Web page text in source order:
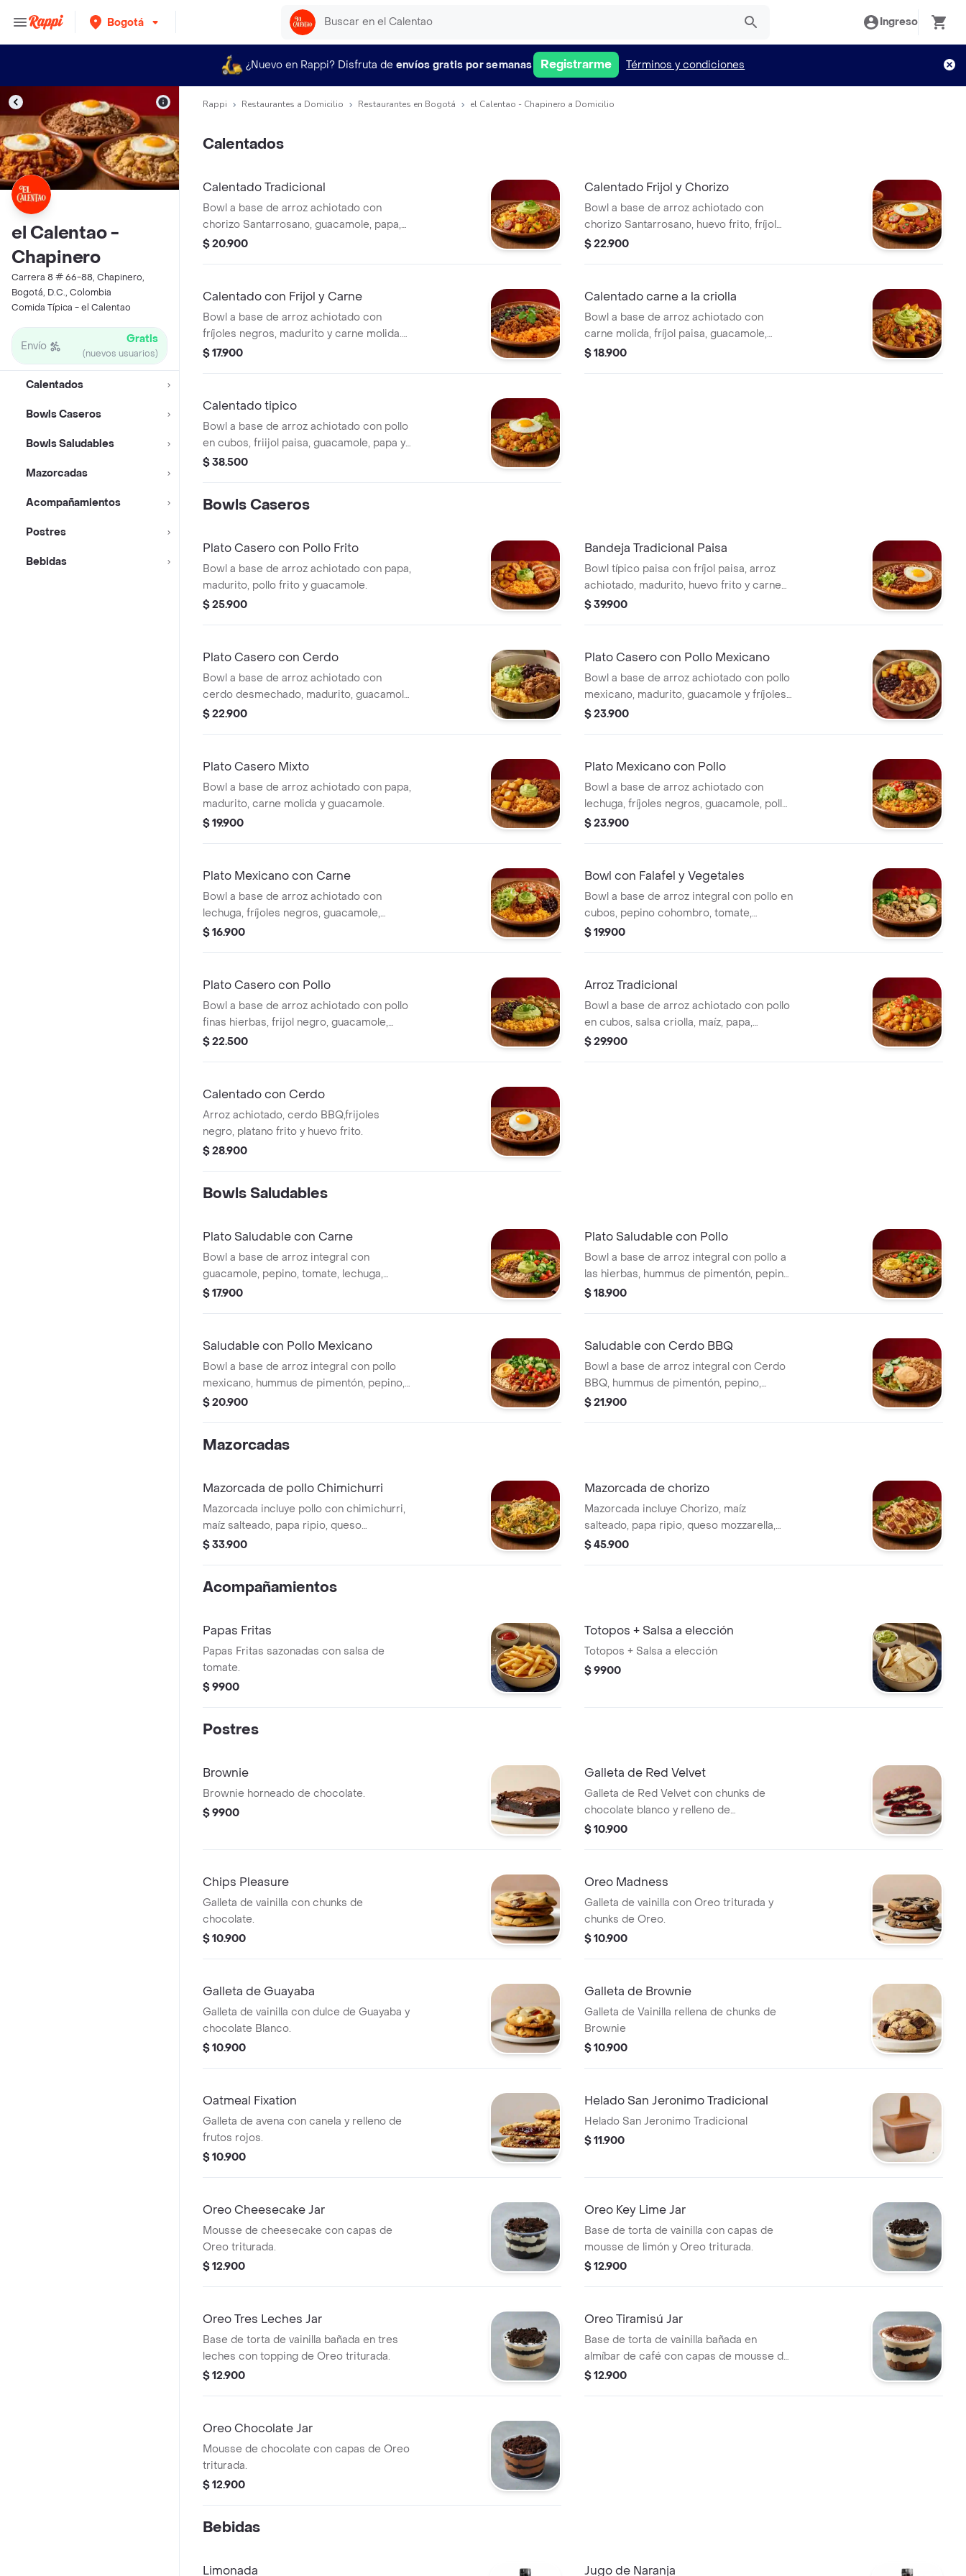
Bogotá Ingreso
¿Nuevo en Rappi? Disfruta de envíos gratis por semanas Registrarme Términos y condiciones
el Calentao -
Chapinero
Carrera 8 # 66-88, Chapinero,
Bogotá, D.C., Colombia
Comida Típica - el Calentao
Envío Gratis
(nuevos usuarios)
Calentados
Bowls Caseros
Bowls Saludables
Mazorcadas
Acompañamientos
Postres
Bebidas
Rappi Restaurantes a Domicilio Restaurantes en Bogotá el Calentao - Chapinero a Domicilio
Calentados
Calentado Tradicional
Bowl a base de arroz achiotado con
chorizo Santarrosano, guacamole, papa,
madurito y un toque de cilantro.
$ 20.900
Calentado Frijol y Chorizo
Bowl a base de arroz achiotado con
chorizo Santarrosano, huevo frito, fríjol
paisa, papa, madurito, y salsa criolla de la
$ 22.900
Calentado con Frijol y Carne
Bowl a base de arroz achiotado con
fríjoles negros, madurito y carne molida.
Recomendado con adición de
$ 17.900
Calentado carne a la criolla
Bowl a base de arroz achiotado con
carne molida, fríjol paisa, guacamole,
papa y un toque de cilantro.
$ 18.900
Calentado tipico
Bowl a base de arroz achiotado con pollo
en cubos, friijol paisa, guacamole, papa y
cilantro.
$ 38.500
Bowls Caseros
Plato Casero con Pollo Frito
Bowl a base de arroz achiotado con papa,
madurito, pollo frito y guacamole.
$ 25.900
Bandeja Tradicional Paisa
Bowl típico paisa con fríjol paisa, arroz
achiotado, madurito, huevo frito y carne
molida.
$ 39.900
Plato Casero con Cerdo
Bowl a base de arroz achiotado con
cerdo desmechado, madurito, guacamole
y fríjoles negros.
$ 22.900
Plato Casero con Pollo Mexicano
Bowl a base de arroz achiotado con pollo
mexicano, madurito, guacamole y fríjoles
negros. *Producto Ligeramente Picante.
$ 23.900
Plato Casero Mixto
Bowl a base de arroz achiotado con papa,
madurito, carne molida y guacamole.
$ 19.900
Plato Mexicano con Pollo
Bowl a base de arroz achiotado con
lechuga, fríjoles negros, guacamole, pollo
a las hierbas y pico de gallo.
$ 23.900
Plato Mexicano con Carne
Bowl a base de arroz achiotado con
lechuga, fríjoles negros, guacamole,
carne molida y pico de gallo.
$ 16.900
Bowl con Falafel y Vegetales
Bowl a base de arroz integral con pollo en
cubos, pepino cohombro, tomate,
hummus de garbanzos y un toque de
$ 19.900
Plato Casero con Pollo
Bowl a base de arroz achiotado con pollo
finas hierbas, frijol negro, guacamole,
madurito y un toque de cilantro.
$ 22.500
Arroz Tradicional
Bowl a base de arroz achiotado con pollo
en cubos, salsa criolla, maíz, papa,
madurito y un toque de cilantro.
$ 29.900
Calentado con Cerdo
Arroz achiotado, cerdo BBQ,frijoles
negro, platano frito y huevo frito.
$ 28.900
Bowls Saludables
Plato Saludable con Carne
Bowl a base de arroz integral con
guacamole, pepino, tomate, lechuga,
carne molida y maíz.
$ 17.900
Plato Saludable con Pollo
Bowl a base de arroz integral con pollo a
las hierbas, hummus de pimentón, pepino,
tomate y Lechuga.
$ 18.900
Saludable con Pollo Mexicano
Bowl a base de arroz integral con pollo
mexicano, hummus de pimentón, pepino,
tomate y Lechuga. *Producto
$ 20.900
Saludable con Cerdo BBQ
Bowl a base de arroz integral con Cerdo
BBQ, hummus de pimentón, pepino,
tomate y Lechuga.
$ 21.900
Mazorcadas
Mazorcada de pollo Chimichurri
Mazorcada incluye pollo con chimichurri,
maíz salteado, papa ripio, queso
mozzarella, lechuga batavia y emulsión de
$ 33.900
Mazorcada de chorizo
Mazorcada incluye Chorizo, maíz
salteado, papa ripio, queso mozzarella,
lechuga batavia y emulsión de alioli.
$ 45.900
Acompañamientos
Papas Fritas
Papas Fritas sazonadas con salsa de
tomate.
$ 9900
Totopos + Salsa a elección
Totopos + Salsa a elección
$ 9900
Postres
Brownie
Brownie horneado de chocolate.
$ 9900
Galleta de Red Velvet
Galleta de Red Velvet con chunks de
chocolate blanco y relleno de
Cheesecake.
$ 10.900
Chips Pleasure
Galleta de vainilla con chunks de
chocolate.
$ 10.900
Oreo Madness
Galleta de vainilla con Oreo triturada y
chunks de Oreo.
$ 10.900
Galleta de Guayaba
Galleta de vainilla con dulce de Guayaba y
chocolate Blanco.
$ 10.900
Galleta de Brownie
Galleta de Vainilla rellena de chunks de
Brownie
$ 10.900
Oatmeal Fixation
Galleta de avena con canela y relleno de
frutos rojos.
$ 10.900
Helado San Jeronimo Tradicional
Helado San Jeronimo Tradicional
$ 11.900
Oreo Cheesecake Jar
Mousse de cheesecake con capas de
Oreo triturada.
$ 12.900
Oreo Key Lime Jar
Base de torta de vainilla con capas de
mousse de limón y Oreo triturada.
$ 12.900
Oreo Tres Leches Jar
Base de torta de vainilla bañada en tres
leches con topping de Oreo triturada.
$ 12.900
Oreo Tiramisú Jar
Base de torta de vainilla bañada en
almíbar de café con capas de mousse de
tiramisú y Oreo.
$ 12.900
Oreo Chocolate Jar
Mousse de chocolate con capas de Oreo
triturada.
$ 12.900
Bebidas
Limonada Jugo de Naranja